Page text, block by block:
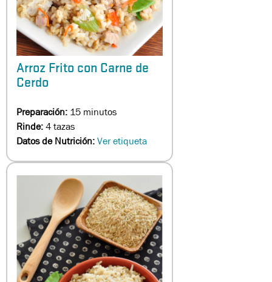
Arroz Frito con Carne de
Cerdo
Preparación: 15 minutos
Rinde:4 tazas
Datos de Nutrición:Ver etiqueta